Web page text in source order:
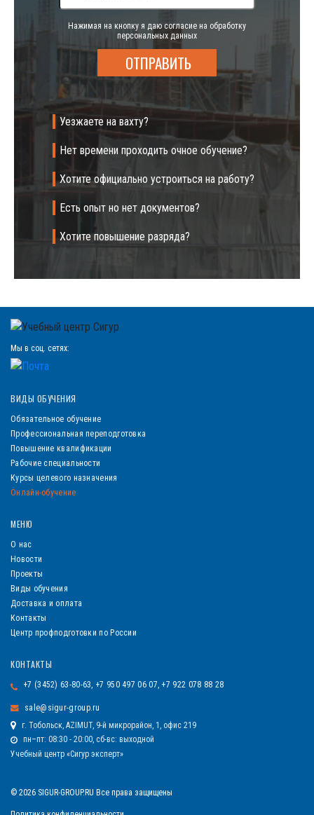
Уезжаете на вахту?
Нет времени проходить очное обучение?
Хотите официально устроиться на работу?
Есть опыт но нет документов?
Хотите повышение разряда?
Нажимая на кнопку я даю согласие на обработку
персональных данных
Мы в соц. сетях:
ВИДЫ ОБУЧЕНИЯ
Обязательное обучение
Профессиональная переподготовка
Повышение квалификации
Рабочие специальности
Курсы целевого назначения
Онлайн-обучение
МЕНЮ
О нас
Новости
Проекты
Виды обучения
Доставка и оплата
Контакты
Центр профподготовки по России
КОНТАКТЫ
+7 (3452) 63-80-63, +7 950 497 06 07, +7 922 078 88 28
sale@sigur-group.ru
г. Тобольск, AZIMUT, 9-й микрорайон, 1, офис 219
пн–пт: 08:30 - 20:00, сб-вс: выходной
Учебный центр «Сигур эксперт»
© 2026 SIGUR-GROUP.RU Все права защищены